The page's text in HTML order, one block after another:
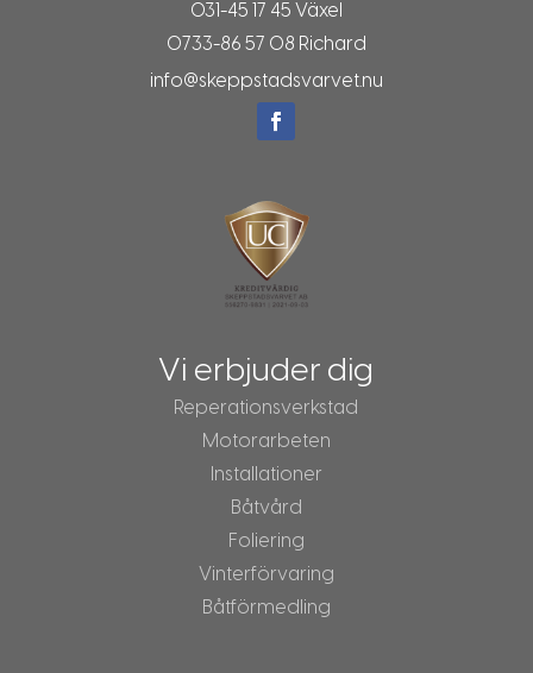
031-45 17 45 Växel
0733-86 57 08 Richard
info@skeppstadsvarvet.nu
Vi erbjuder dig
Reperationsverkstad
Motorarbeten
Installationer
Båtvård
Foliering
Vinterförvaring
Båtförmedling